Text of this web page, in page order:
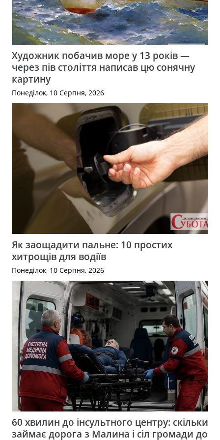
Художник побачив море у 13 років —
через пів століття написав цю сонячну
картину
Понеділок, 10 Серпня, 2026
Як заощадити пальне: 10 простих
хитрощів для водіїв
Понеділок, 10 Серпня, 2026
60 хвилин до інсультного центру: скільки
займає дорога з Малина і сіл громади до